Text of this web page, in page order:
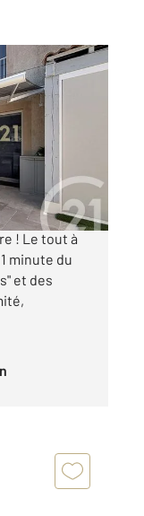
cette
! Le tout à
minute du
et des